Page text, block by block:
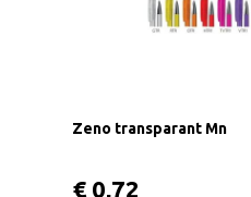
Zeno transparant Mn
€ 0,72